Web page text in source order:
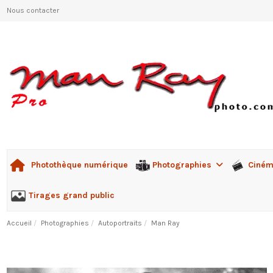
Nous contacter
Photothèque numérique Photographies
Tirages grand public
Accueil Photographies Autoportraits Man Ray